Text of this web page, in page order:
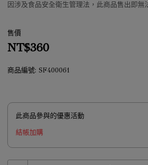
因涉及食品安全衛生管理法，此商品售出即無
售價
NT$360
商品編號: SF400061
此商品參與的優惠活動
結帳加購